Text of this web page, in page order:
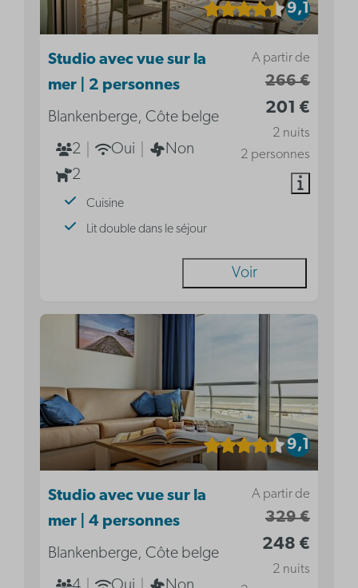
9,1
A partir de
266 €
201 €
2 nuits
2 personnes
Studio avec vue sur la
mer | 2 personnes
Blankenberge, Côte belge
2
Oui
Non
2
Cuisine
Lit double dans le séjour
Voir
9,1
A partir de
329 €
248 €
2 nuits
Studio avec vue sur la
mer | 4 personnes
Blankenberge, Côte belge